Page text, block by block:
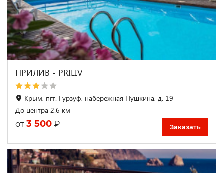
ПРИЛИВ - PRILIV
Крым, пгт. Гурзуф, набережная Пушкина, д. 19
До центра 2.6 км
от 3 500 ₽ Заказать